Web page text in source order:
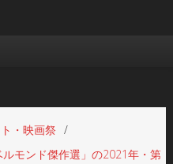
・映画祭
モンド傑作選」の2021年・第